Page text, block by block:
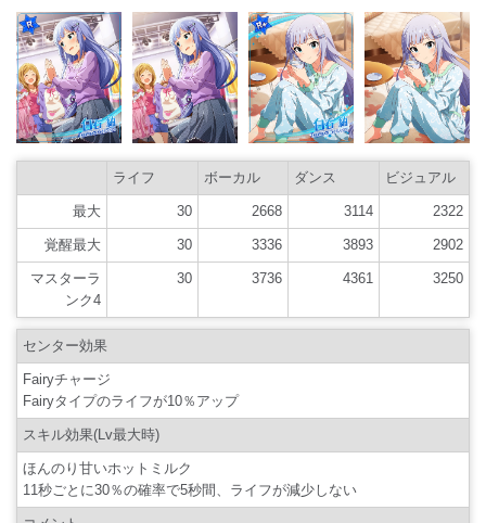
ライフ ボーカル ダンス ビジュアル
最大 30 2668 3114 2322
覚醒最大 30 3336 3893 2902
マスターラ
ンク4
30 3736 4361 3250
センター効果
Fairyチャージ
Fairyタイプのライフが10％アップ
スキル効果(Lv最大時)
ほんのり甘いホットミルク
11秒ごとに30％の確率で5秒間、ライフが減少しない